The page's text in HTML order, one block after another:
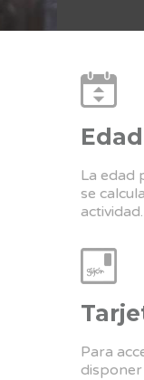
Edad
La edad
se
actividad.
Para
disponer